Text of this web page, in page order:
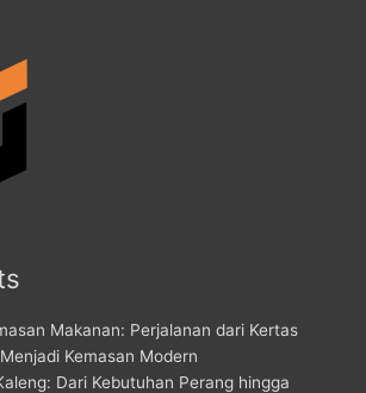
Makanan: Perjalanan dari Kertas
Kemasan Modern
Dari Kebutuhan Perang hingga